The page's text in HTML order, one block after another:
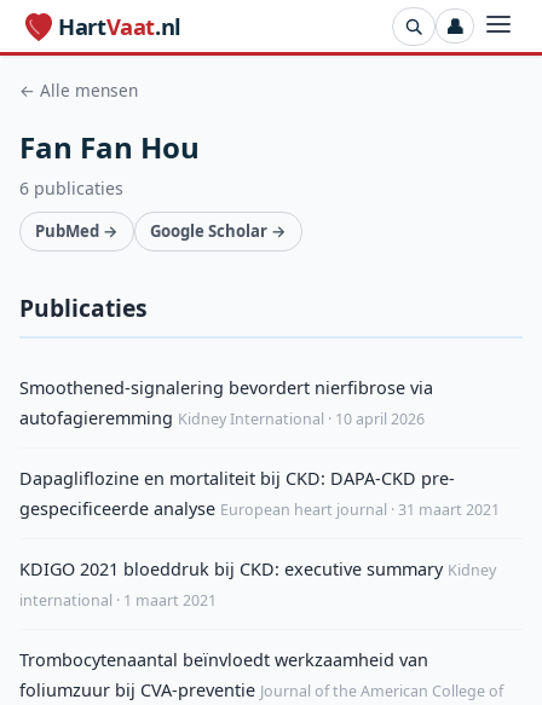
HartVaat.nl 👤
← Alle mensen
Fan Fan Hou
6 publicaties
PubMed → Google Scholar →
Publicaties
Smoothened-signalering bevordert nierfibrose via
autofagieremming Kidney International · 10 april 2026
Dapagliflozine en mortaliteit bij CKD: DAPA-CKD pre-
gespecificeerde analyse European heart journal · 31 maart 2021
KDIGO 2021 bloeddruk bij CKD: executive summary Kidney
international · 1 maart 2021
Trombocytenaantal beïnvloedt werkzaamheid van
foliumzuur bij CVA-preventie Journal of the American College of